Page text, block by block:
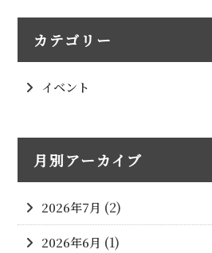
カテゴリー
イベント
月別アーカイブ
2026年7月 (2)
2026年6月 (1)